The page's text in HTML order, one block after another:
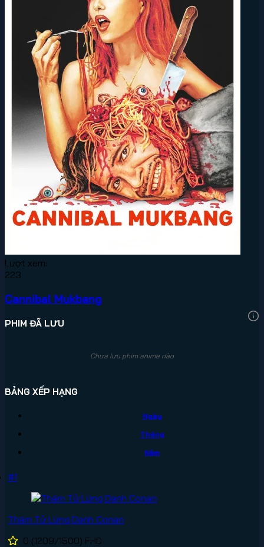
Lượt xem:
223
Cannibal Mukbang
PHIM ĐÃ LƯU
Chưa lưu phim anime nào
BẢNG XẾP HẠNG
Ngày
Tháng
Năm
#1
Thám Tử Lừng Danh Conan
0 (1209/1500) FHD